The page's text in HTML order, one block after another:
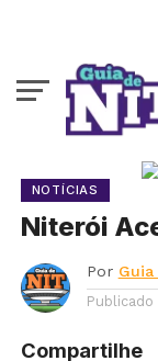
NOTÍCIAS
Niterói
Por
Publicado
Compartilhe